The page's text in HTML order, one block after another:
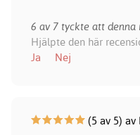
6 av 7 tyckte att
Hjälpte den här
Ja
Nej
(5 av 5) av